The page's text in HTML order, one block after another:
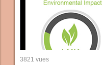
3821 vues